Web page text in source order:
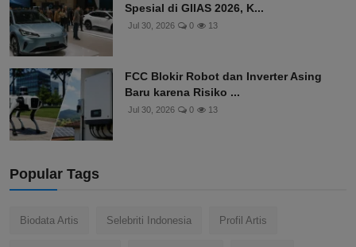
Spesial di GIIAS 2026, K...
Jul 30, 2026 0 13
FCC Blokir Robot dan Inverter Asing
Baru karena Risiko ...
Jul 30, 2026 0 13
Popular Tags
Biodata Artis Selebriti Indonesia Profil Artis